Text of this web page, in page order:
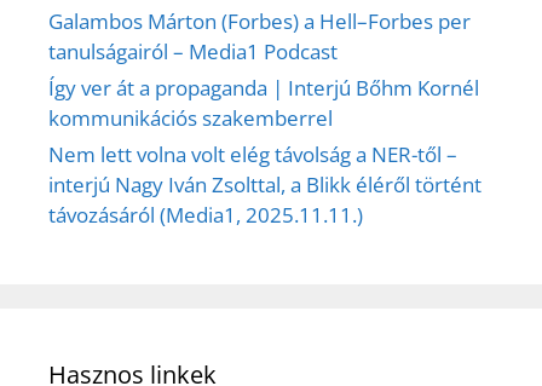
Galambos Márton (Forbes) a Hell–Forbes per
tanulságairól – Media1 Podcast
Így ver át a propaganda | Interjú Bőhm Kornél
kommunikációs szakemberrel
Nem lett volna volt elég távolság a NER-től –
interjú Nagy Iván Zsolttal, a Blikk éléről történt
távozásáról (Media1, 2025.11.11.)
Hasznos linkek